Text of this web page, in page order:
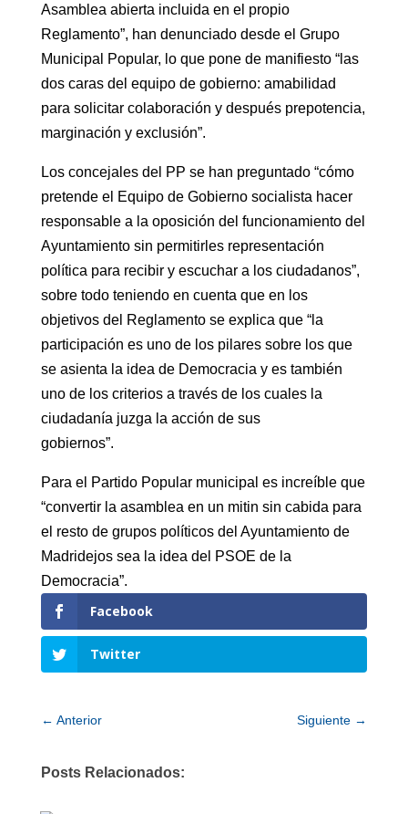
Asamblea abierta incluida en el propio
Reglamento”, han denunciado desde el Grupo
Municipal Popular, lo que pone de manifiesto “las
dos caras del equipo de gobierno: amabilidad
para solicitar colaboración y después prepotencia,
marginación y exclusión”.
Los concejales del PP se han preguntado “cómo
pretende el Equipo de Gobierno socialista hacer
responsable a la oposición del funcionamiento del
Ayuntamiento sin permitirles representación
política para recibir y escuchar a los ciudadanos”,
sobre todo teniendo en cuenta que en los
objetivos del Reglamento se explica que “la
participación es uno de los pilares sobre los que
se asienta la idea de Democracia y es también
uno de los criterios a través de los cuales la
ciudadanía juzga la acción de sus
gobiernos”.
Para el Partido Popular municipal es increíble que
“convertir la asamblea en un mitin sin cabida para
el resto de grupos políticos del Ayuntamiento de
Madridejos sea la idea del PSOE de la
Democracia”.
Facebook
Twitter
← Anterior Siguiente →
Posts Relacionados: